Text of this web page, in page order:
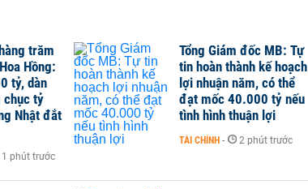
trăm
Hồng:
tỷ, dàn
chục tỷ
Nhật đắt
1 phút trước
Tổng Giám đốc MB: Tự
tin hoàn thành kế hoạch
lợi nhuận năm, có thể
đạt mốc 40.000 tỷ nếu
tình hình thuận lợi
TÀI CHÍNH - 2 phút trước